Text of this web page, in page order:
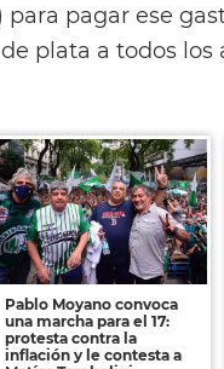
pagar ese
plata a todos
Pablo Moyano convoca
una marcha para el 17:
protesta contra la
inflación y le contesta a